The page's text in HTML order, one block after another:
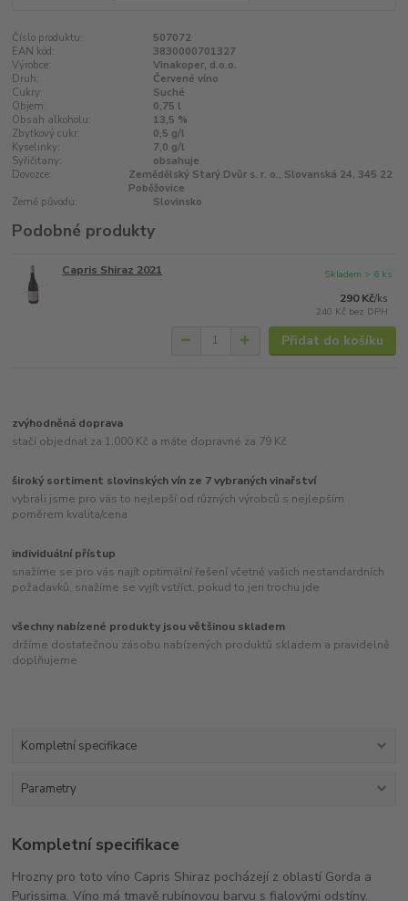
Číslo produktu:
507072
EAN kód:
3830000701327
Výrobce:
Vinakoper, d.o.o.
Druh:
Červené víno
Cukry:
Suché
Objem:
0,75 l
Obsah alkoholu:
13,5 %
Zbytkový cukr:
0,5 g/l
Kyselinky:
7,0 g/l
Syřičitany:
obsahuje
Dovozce:
Zemědělský Starý Dvůr s. r. o., Slovanská 24, 345 22
Poběžovice
Země původu:
Slovinsko
Podobné produkty
Capris Shiraz 2021
290 Kč/ks
240 Kč bez DPH
Skladem > 6 ks
Přidat do košíku
zvýhodněná doprava
stačí objednat za 1.000 Kč a máte dopravné za 79 Kč
široký sortiment slovinských vín ze 7 vybraných vinařství
vybrali jsme pro vás to nejlepší od různých výrobců s nejlepším
poměrem kvalita/cena
individuální přístup
snažíme se pro vás najít optimální řešení včetně vašich nestandardních
požadavků, snažíme se vyjít vstříct, pokud to jen trochu jde
všechny nabízené produkty jsou většinou skladem
držíme dostatečnou zásobu nabízených produktů skladem a pravidelně
doplňujeme
Kompletní specifikace
Parametry
Kompletní specifikace
Hrozny pro toto víno Capris Shiraz pocházejí z oblastí Gorda a
Purissima. Víno má tmavě rubínovou barvu s fialovými odstíny.